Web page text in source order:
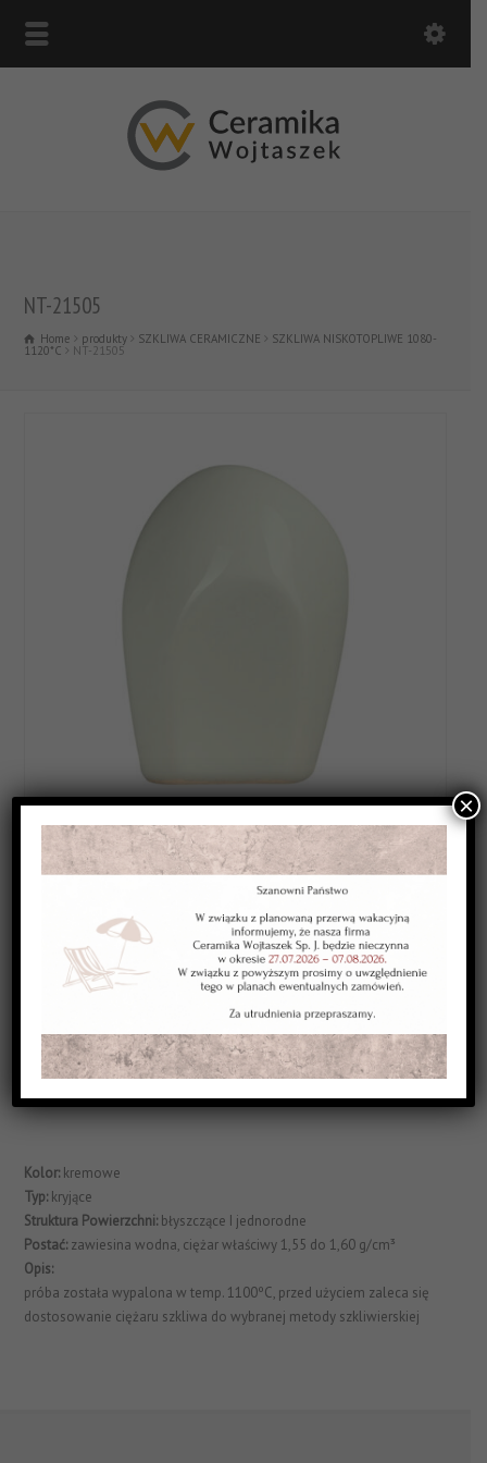
NT-21505
Home produkty SZKLIWA CERAMICZNE SZKLIWA NISKOTOPLIWE 1080-
1120*C NT-21505
Category: SZKLIWA NISKOTOPLIWE 1080-1120*C
: bezbawrne
: kryjące
Strukturapowierzchni
: błyszczące
: zawiesina wodna, ciężar właściwy 1,55 do 1,60 g/cm³
Opis: próba została wypalona w temp. 1100ºC, przed użyciem zaleca
się dostosowanie ciężaru szkliwa do wybranej metody szkliwierskie
Kolor:kremowe
Typ:kryjące
Struktura Powierzchni:błyszczące I jednorodne
Postać:zawiesina wodna, ciężar właściwy 1,55 do 1,60 g/cm³
Opis:
próba została wypalona w temp. 1100ºC, przed użyciem zaleca się
dostosowanie ciężaru szkliwa do wybranej metody szkliwierskiej
×